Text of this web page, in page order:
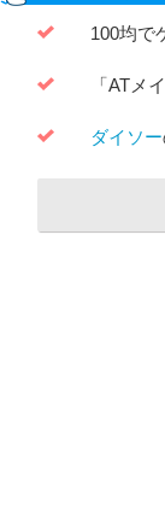
100均で
「ATメ
ダイソー